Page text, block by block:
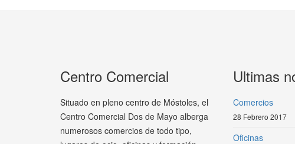
Centro Comercial
Situado en pleno centro de Móstoles, el
Centro Comercial Dos de Mayo alberga
numerosos comercios de todo tipo,
Ultimas
Comercios
28 Febrero 2017
Oficinas